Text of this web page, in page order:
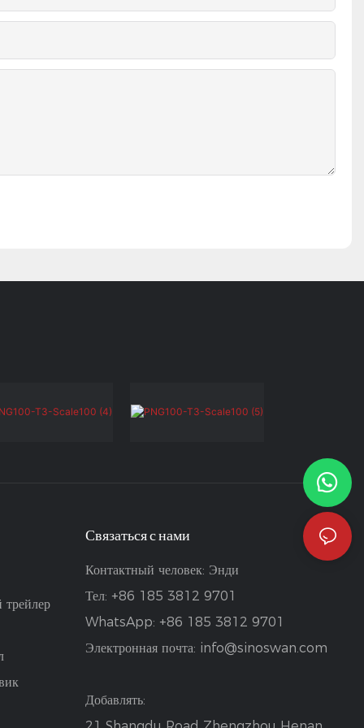
Связаться с нами
Контактный человек: Энди
Тел: +86 185 3812 9701
WhatsApp: +86 185 3812 9701
Электронная почта: info@sinoswan.com
Добавлять: